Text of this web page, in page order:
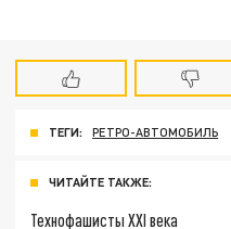
ТЕГИ: РЕТРО-АВТОМОБИЛЬ
ЧИТАЙТЕ ТАКЖЕ:
Технофашисты XXI века